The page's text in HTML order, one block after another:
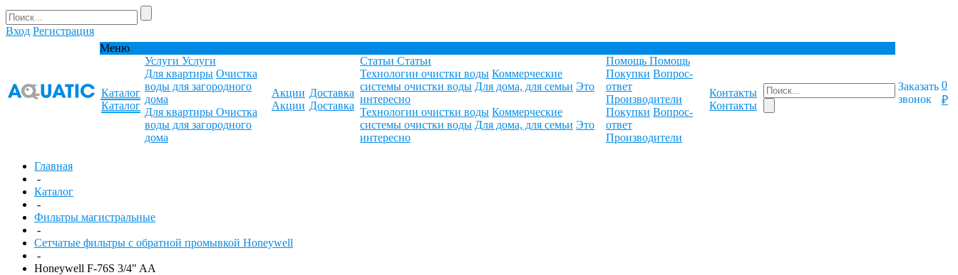
Вход Регистрация
Меню
Каталог
Каталог
Услуги Услуги
Для квартиры Очистка
воды для загородного
дома
Для квартиры Очистка
воды для загородного
дома
Акции
Акции
Доставка
Доставка
Статьи Статьи
Технологии очистки воды Коммерческие
системы очистки воды Для дома, для семьи Это
интересно
Технологии очистки воды Коммерческие
системы очистки воды Для дома, для семьи Это
интересно
Помощь Помощь
Покупки Вопрос-
ответ
Производители
Покупки Вопрос-
ответ
Производители
Контакты
Контакты
Заказать
звонок
0
₽
Главная
-
Каталог
-
Фильтры магистральные
-
Сетчатые фильтры с обратной промывкой Honeywell
-
Honeywell F-76S 3/4" AA